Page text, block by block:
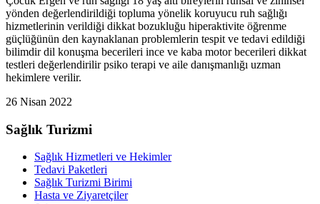
yönden değerlendirildiği topluma yönelik koruyucu ruh sağlığı
hizmetlerinin verildiği dikkat bozukluğu hiperaktivite öğrenme
güçlüğünün den kaynaklanan problemlerin tespit ve tedavi edildiği
bilimdir dil konuşma becerileri ince ve kaba motor becerileri dikkat
testleri değerlendirilir psiko terapi ve aile danışmanlığı uzman
hekimlere verilir.
26 Nisan 2022
Sağlık Turizmi
Sağlık Hizmetleri ve Hekimler
Tedavi Paketleri
Sağlık Turizmi Birimi
Hasta ve Ziyaretçiler